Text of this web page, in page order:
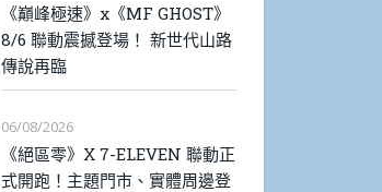
《巔峰極速》x《MF GHOST》
8/6 聯動震撼登場！ 新世代山路
傳說再臨
06/08/2026
《絕區零》X 7-ELEVEN 聯動正
式開跑！主題門市、實體周邊登